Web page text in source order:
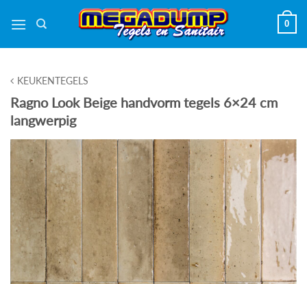
naar
0
KEUKENTEGELS
Ragno Look Beige handvorm tegels 6×24 cm
langwerpig